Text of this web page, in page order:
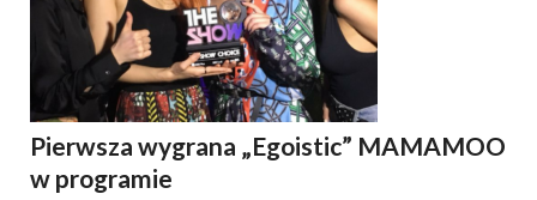
Pierwsza wygrana „Egoistic” MAMAMOO
w programie